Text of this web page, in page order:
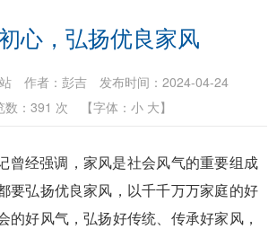
心，弘扬优良家风
作者： 彭吉
发布时间：2024-04-24
： 391 次 【字体：小 大】
曾经强调，家风是社会风气的重要组成
要弘扬优良家风，以千千万万家庭的好
的好风气，弘扬好传统、传承好家风，